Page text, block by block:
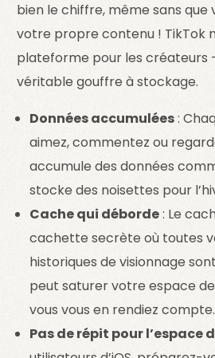
bien le chiffre, même sans que
votre propre contenu ! TikTok
plateforme pour les créateurs
véritable gouffre à stockage.
Données accumulées:
aimez, commentez ou
accumule des données
stocke des noisettes pour
Cache qui déborde: Le
cachette secrète où toutes
historiques de visionnage
peut saturer votre espace
vous vous en rendiez compte.
Pas de répit pour l’espace